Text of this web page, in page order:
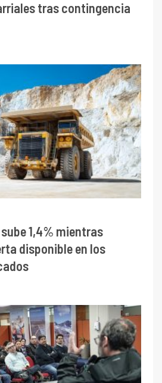
tras contingencia
1,4% mientras
disponible en los